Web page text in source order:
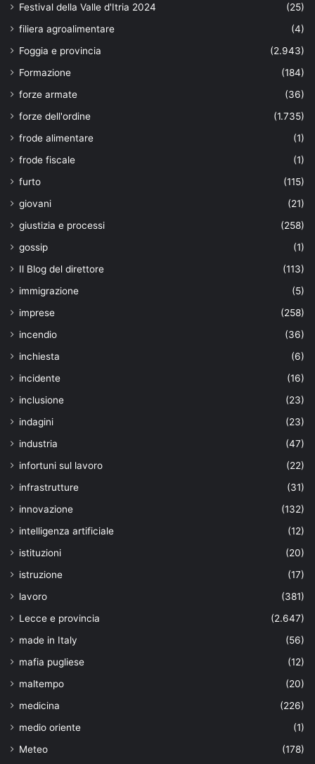
Festival della Valle d'Itria 2024
(25)
filiera agroalimentare
(4)
Foggia e provincia
(2.943)
Formazione
(184)
forze armate
(36)
forze dell'ordine
(1.735)
frode alimentare
(1)
frode fiscale
(1)
furto
(115)
giovani
(21)
giustizia e processi
(258)
gossip
(1)
Il Blog del direttore
(113)
immigrazione
(5)
imprese
(258)
incendio
(36)
inchiesta
(6)
incidente
(16)
inclusione
(23)
indagini
(23)
industria
(47)
infortuni sul lavoro
(22)
infrastrutture
(31)
innovazione
(132)
intelligenza artificiale
(12)
istituzioni
(20)
istruzione
(17)
lavoro
(381)
Lecce e provincia
(2.647)
made in Italy
(56)
mafia pugliese
(12)
maltempo
(20)
medicina
(226)
medio oriente
(1)
Meteo
(178)